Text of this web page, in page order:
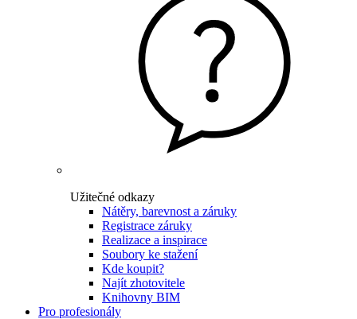
Užitečné odkazy
Nátěry, barevnost a záruky
Registrace záruky
Realizace a inspirace
Soubory ke stažení
Kde koupit?
Najít zhotovitele
Knihovny BIM
Pro profesionály